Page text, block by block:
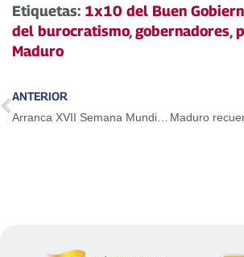
Etiquetas: 1x10 del Buen
del burocratismo,gobernadores,
Maduro
ANTERIOR